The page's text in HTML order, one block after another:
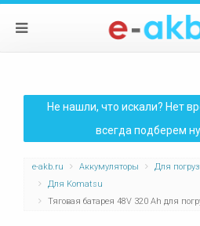
Не нашли, что искали? Нет
всегда подберем
e-akb.ru Аккумуляторы
Для
Для Komatsu
Тяговая батарея 48V 320 Ah для